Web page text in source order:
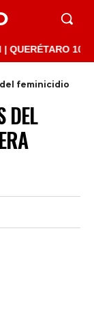
103.1
del feminicidio
DEL